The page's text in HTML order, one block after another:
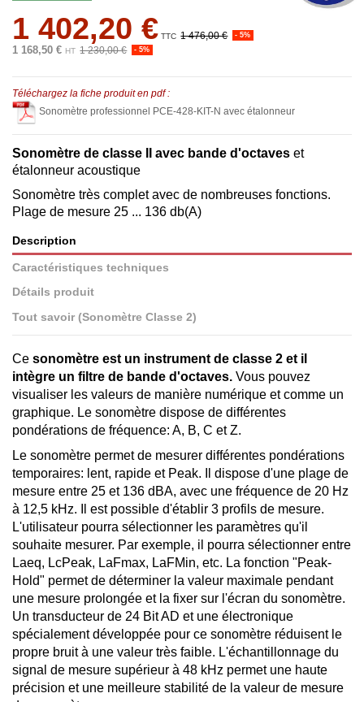
1 402,20 € TTC 1 476,00 € - 5%
1 168,50 € HT 1 230,00 € - 5%
Téléchargez la fiche produit en pdf :
Sonomètre professionnel PCE-428-KIT-N avec étalonneur
Sonomètre de classe II avec bande d'octaves et
étalonneur acoustique
Sonomètre très complet avec de nombreuses fonctions.
Plage de mesure 25 ... 136 db(A)
Description
Caractéristiques techniques
Détails produit
Tout savoir (Sonomètre Classe 2)
Ce sonomètre est un instrument de classe 2 et il
intègre un filtre de bande d'octaves. Vous pouvez
visualiser les valeurs de manière numérique et comme un
graphique. Le sonomètre dispose de différentes
pondérations de fréquence: A, B, C et Z.
Le sonomètre permet de mesurer différentes pondérations
temporaires: lent, rapide et Peak. Il dispose d'une plage de
mesure entre 25 et 136 dBA, avec une fréquence de 20 Hz
à 12,5 kHz. Il est possible d'établir 3 profils de mesure.
L'utilisateur pourra sélectionner les paramètres qu'il
souhaite mesurer. Par exemple, il pourra sélectionner entre
Laeq, LcPeak, LaFmax, LaFMin, etc. La fonction "Peak-
Hold" permet de déterminer la valeur maximale pendant
une mesure prolongée et la fixer sur l'écran du sonomètre.
Un transducteur de 24 Bit AD et une électronique
spécialement développée pour ce sonomètre réduisent le
propre bruit à une valeur très faible. L'échantillonnage du
signal de mesure supérieur à 48 kHz permet une haute
précision et une meilleure stabilité de la valeur de mesure